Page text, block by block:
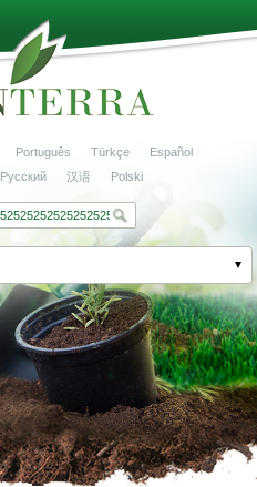
Português Türkçe
Español
Русский 汉语 Polski